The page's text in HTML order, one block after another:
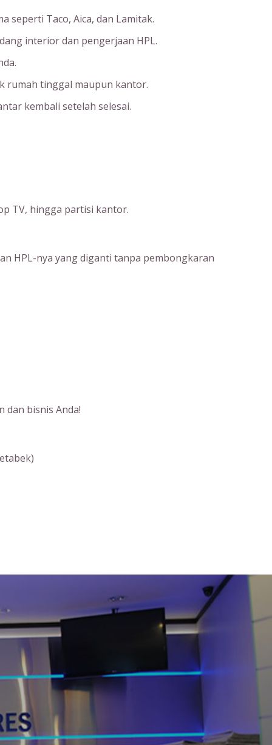
seperti Taco, Aica, dan Lamitak.
interior dan pengerjaan HPL.
rumah tinggal maupun kantor.
kembali setelah selesai.
TV, hingga partisi kantor.
HPL-nya yang diganti tanpa pembongkaran
dan bisnis Anda!